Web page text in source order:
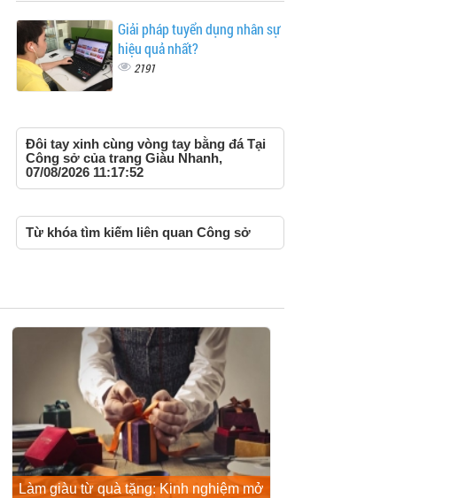
Giải pháp tuyển dụng nhân sự
hiệu quả nhất?
2191
Đôi tay xinh cùng vòng tay bằng đá Tại
Công sở của trang Giàu Nhanh,
07/08/2026 11:17:52
Từ khóa tìm kiếm liên quan Công sở
Làm giàu từ quà tặng: Kinh nghiệm mở